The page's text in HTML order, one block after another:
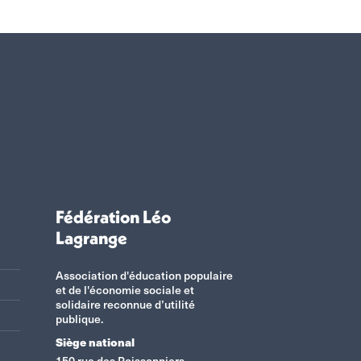
Fédération Léo
Lagrange
Association d'éducation populaire
et de l'économie sociale et
solidaire reconnue d’utilité
publique.
Siège national